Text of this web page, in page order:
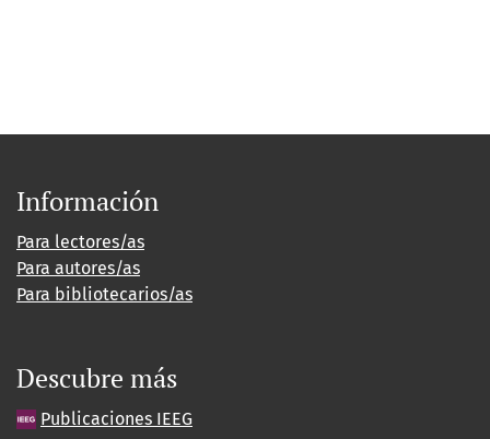
Información
Para lectores/as
Para autores/as
Para bibliotecarios/as
Descubre más
Publicaciones IEEG